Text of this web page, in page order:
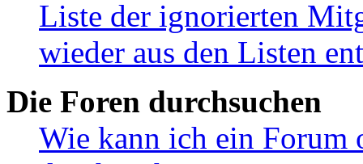
Liste der ignorierten
wieder aus den Listen
Die Foren durchsuchen
Wie kann ich ein Forum